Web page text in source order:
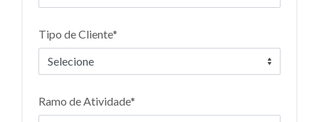
Tipo de Cliente*
Ramo de Atividade*